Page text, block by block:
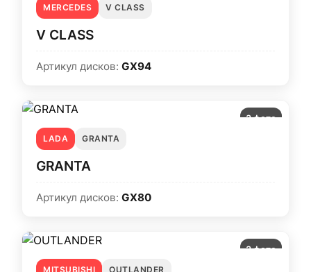
MERCEDES
V CLASS
V CLASS
Артикул дисков: GX94
3 фото
LADA
GRANTA
GRANTA
Артикул дисков: GX80
3 фото
MITSUBISHI
OUTLANDER